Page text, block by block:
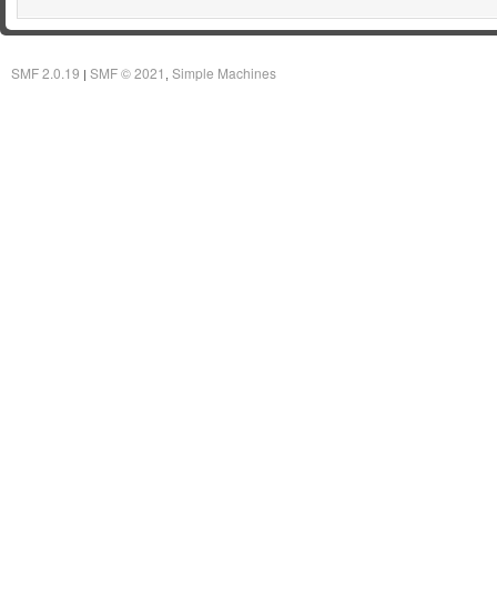
SMF 2.0.19 | SMF © 2021 Simple Machines